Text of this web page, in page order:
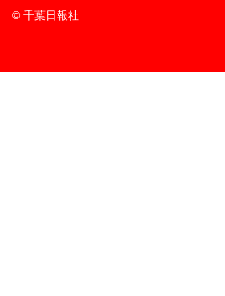
© 千葉日報社